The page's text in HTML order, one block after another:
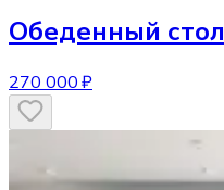
Обеденный стол
270 000 ₽